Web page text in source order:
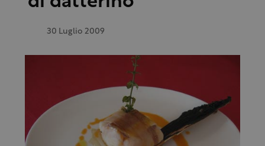
30 Luglio 2009